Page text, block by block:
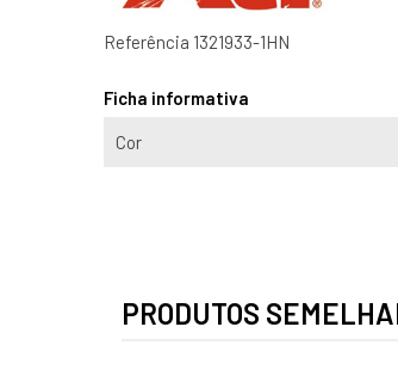
Referência 1321933-1HN
Ficha informativa
Cor
PRODUTOS